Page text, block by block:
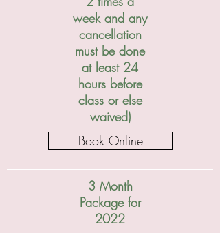
week and any
cancellation
must be done
at least 24
hours before
class or else
waived)
Book Online
3 Month
Package for
2022